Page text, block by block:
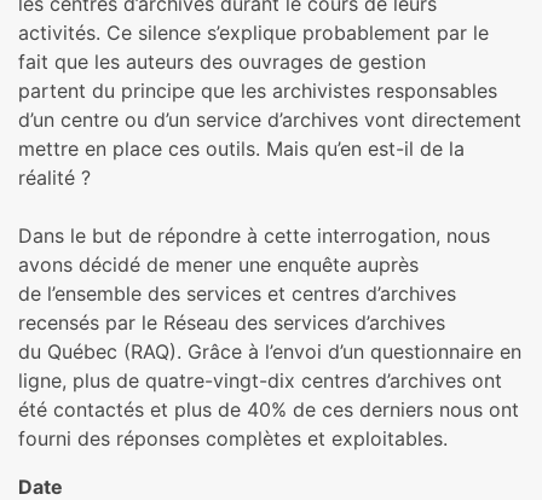
activités. Ce silence s’explique probablement par le
fait que les auteurs des ouvrages de gestion
partent du principe que les archivistes responsables
d’un centre ou d’un service d’archives vont directement
mettre en place ces outils. Mais qu’en est-il de la
réalité ?
Dans le but de répondre à cette interrogation, nous
avons décidé de mener une enquête auprès
de l’ensemble des services et centres d’archives
recensés par le Réseau des services d’archives
du Québec (RAQ). Grâce à l’envoi d’un questionnaire en
ligne, plus de quatre-vingt-dix centres d’archives ont
été contactés et plus de 40% de ces derniers nous ont
fourni des réponses complètes et exploitables.
Date